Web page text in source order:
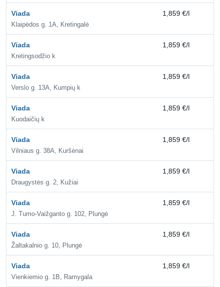
Viada
Klaipėdos g. 1A, Kretingalė
1,859 €/l
Viada
Kretingsodžio k
1,859 €/l
Viada
Verslo g. 13A, Kumpių k
1,859 €/l
Viada
Kuodaičių k
1,859 €/l
Viada
Vilniaus g. 38A, Kuršėnai
1,859 €/l
Viada
Draugystės g. 2, Kužiai
1,859 €/l
Viada
J. Tumo-Vaižganto g. 102, Plungė
1,859 €/l
Viada
Žaltakalnio g. 10, Plungė
1,859 €/l
Viada
Vienkiemio g. 1B, Ramygala
1,859 €/l